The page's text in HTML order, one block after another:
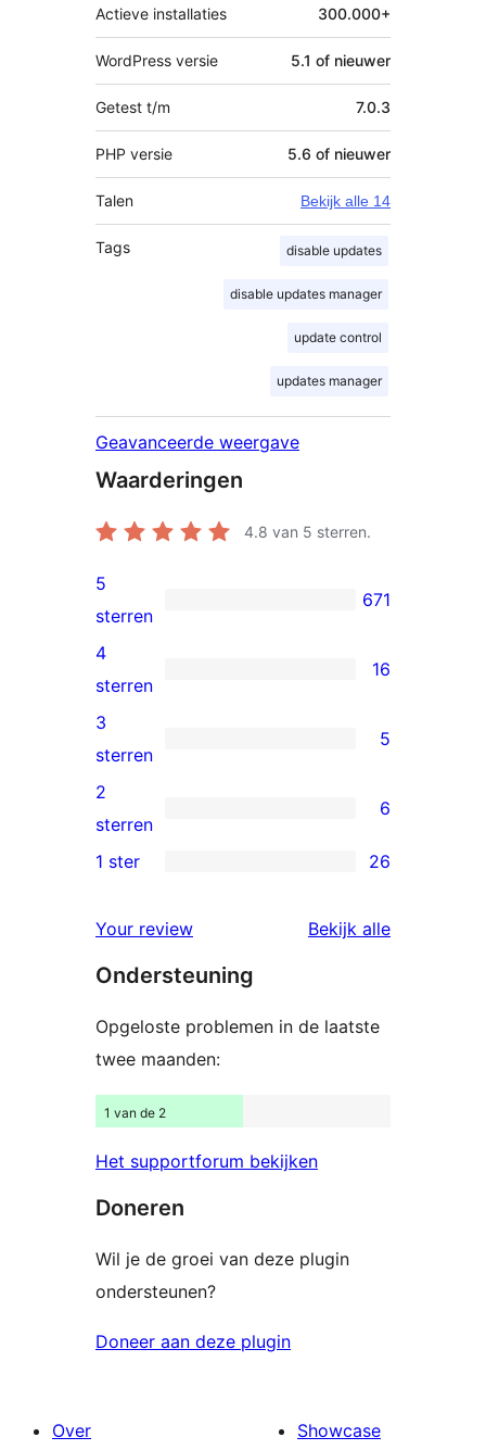
Actieve installaties 300.000+
WordPress versie 5.1 of nieuwer
Getest t/m 7.0.3
PHP versie 5.6 of nieuwer
Talen Bekijk alle 14
Tags disable updates
disable updates manager
update control
updates manager
Geavanceerde weergave
Waarderingen
4.8 van 5 sterren.
671
5
sterren
beoordelingen
5
sterren
671
16
4
sterren
beoordelingen
4
sterren
16
5
3
sterren
beoordelingen
3
sterren
5
6
2
beoordelingen
2
sterren
6
26
sterren
beoordelingen
1 ster 26
Your review Bekijk alle
Ondersteuning
Opgeloste problemen in de laatste
twee maanden:
1 van de 2
Het supportforum bekijken
Doneren
Wil je de groei van deze plugin
ondersteunen?
Doneer aan deze plugin
Over
Showcase